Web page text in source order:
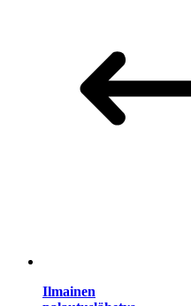
Ilmainen